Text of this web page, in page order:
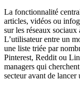
La fonctionnalité
articles, vidéos ou
sur les réseaux sociaux
L’utilisateur entre un
une liste triée par
Pinterest, Reddit ou
managers qui
secteur avant de